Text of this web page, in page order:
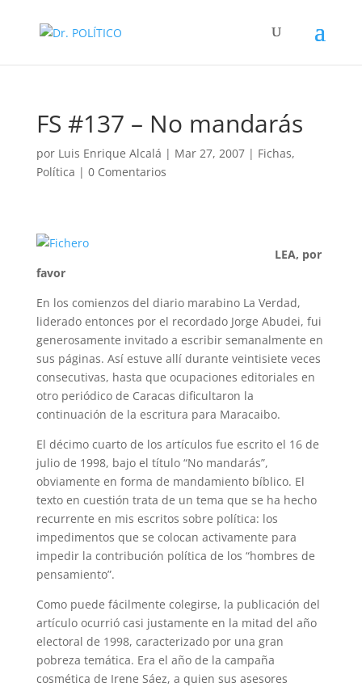
FS #137 – No mandarás
por Luis Enrique Alcalá | Mar 27, 2007| Fichas,
Política | 0 Comentarios
LEA, por
favor
En los comienzos del diario marabino La Verdad,
liderado entonces por el recordado Jorge Abudei, fui
generosamente invitado a escribir semanalmente en
sus páginas. Así estuve allí durante veintisiete veces
consecutivas, hasta que ocupaciones editoriales en
otro periódico de Caracas dificultaron la
continuación de la escritura para Maracaibo.
El décimo cuarto de los artículos fue escrito el 16 de
julio de 1998, bajo el título “No mandarás”,
obviamente en forma de mandamiento bíblico. El
texto en cuestión trata de un tema que se ha hecho
recurrente en mis escritos sobre política: los
impedimentos que se colocan activamente para
impedir la contribución política de los “hombres de
pensamiento”.
Como puede fácilmente colegirse, la publicación del
artículo ocurrió casi justamente en la mitad del año
electoral de 1998, caracterizado por una gran
pobreza temática. Era el año de la campaña
cosmética de Irene Sáez, a quien sus asesores